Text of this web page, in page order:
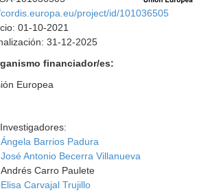
project/id/101036505
01-10-2021
31-12-2025
financiador/es:
Europea
Ángela Barrios Padura
José Antonio Becerra Villanueva
Andrés Carro Paulete
Elisa Carvajal Trujillo